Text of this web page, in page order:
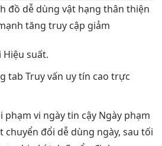
đồ dễ dùng vật hạng thân thiện
tăng truy cập giảm
Hiệu suất.
tab Truy vấn uy tín cao trực
phạm vi ngàytin cậyNgày phạm
chuyển đổi dễ dùng ngày, sau tối